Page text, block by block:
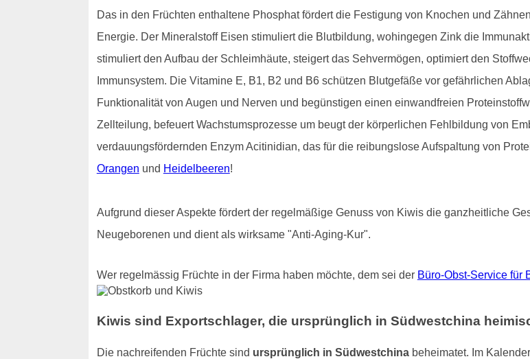
Das in den Früchten enthaltene Phosphat fördert die Festigung von Knochen und
Energie. Der Mineralstoff Eisen stimuliert die Blutbildung, wohingegen Zink die
stimuliert den Aufbau der Schleimhäute, steigert das Sehvermögen, optimiert den
Immunsystem. Die Vitamine E, B1, B2 und B6 schützen Blutgefäße vor gefährlichen
Funktionalität von Augen und Nerven und begünstigen einen einwandfreien
Zellteilung, befeuert Wachstumsprozesse um beugt der körperlichen Fehlbildung von
verdauungsfördernden Enzym Acitinidian, das für die reibungslose Aufspaltung von
Orangen und Heidelbeeren!
Aufgrund dieser Aspekte fördert der regelmäßige Genuss von Kiwis die ganzheitliche
Neugeborenen und dient als wirksame "Anti-Aging-Kur".
Wer regelmässig Früchte in der Firma haben möchte, dem sei der Büro-Obst-Service für
Kiwis sind Exportschlager, die ursprünglich in Südwestchina
Die nachreifenden Früchte sind ursprünglich in Südwestchinabeheimatet. Im